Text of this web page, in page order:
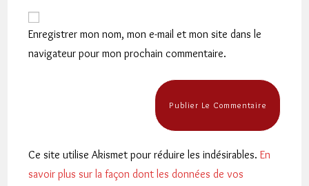
comment
votre
site
(facultatif)
Enregistrer mon nom, mon e-mail et mon site dans le
navigateur pour mon prochain commentaire.
Ce site utilise Akismet pour réduire les indésirables.En
savoir plus sur la façon dont les données de vos